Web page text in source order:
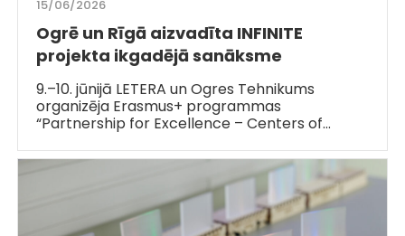
15/06/2026
Ogrē un Rīgā aizvadīta INFINITE
projekta ikgadējā sanāksme
9.–10. jūnijā LETERA un Ogres Tehnikums
organizēja Erasmus+ programmas
“Partnership for Excellence – Centers of…